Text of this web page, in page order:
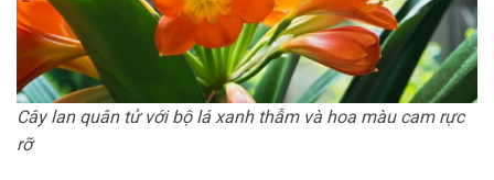
Cây lan quân tử với bộ lá xanh thẫm và hoa màu cam rực
rỡ